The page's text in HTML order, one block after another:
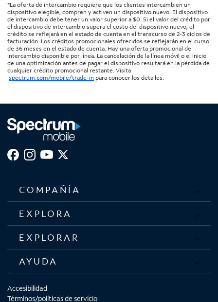
*La oferta de intercambio requiere que los clientes intercambien un
dispositivo elegible, compren y activen un dispositivo nuevo. El dispositivo
de intercambio debe tener un valor superior a $0. Si el valor del crédito por
el dispositivo de intercambio supera el costo del dispositivo nuevo, el
crédito se reflejará en el estado de cuenta en el transcurso de 2-3 ciclos de
facturación. Los créditos promocionales ofrecidos se reflejarán en el curso
de 36 meses en el estado de cuenta. Hay una oferta promocional de
intercambio disponible por línea. La cancelación de la línea móvil o el inicio
de una optimización antes de pagar el dispositivo resultará en la pérdida de
cualquier crédito promocional restante. Visita
spectrum.com/mobile/trade-in para conocer los detalles.
COMPAÑÍA
EXPLORA
EXPLORAR
AYUDA
Accesibilidad
Términos/políticas de servicio